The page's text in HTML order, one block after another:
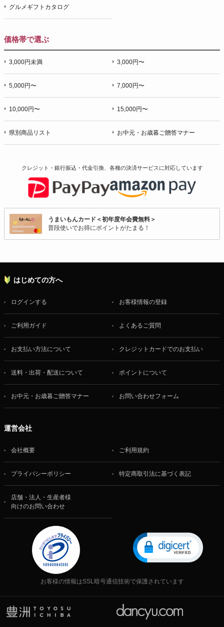
グルメギフトカタログ
価格帯で選ぶ
3,000円未満 3,000円〜
5,000円〜 7,000円〜
10,000円〜 15,000円〜
県別商品リスト お中元・お歳暮ご贈答マナー
クレジット・銀行振込・代金引換、各種の決済サービスに対応しています
うまいもんカード＜初年度年会費無料＞
普段使いでお得にポイントがたまる！
はじめての方へ
ログインする お客様情報の登録
ご利用ガイド よくあるご質問
お支払い方法について クレジットカードでのお支払い
送料・出荷・配送について ポイントについて
お中元・お歳暮ご贈答マナー お問い合わせフォーム
運営会社
会社概要 ご利用規約
プライバシーポリシー 特定商取引法に基づく表記
店舗・法人・生産者様
向けのお問い合わせ
お客様の情報はSSL暗号通信技術で保護されています